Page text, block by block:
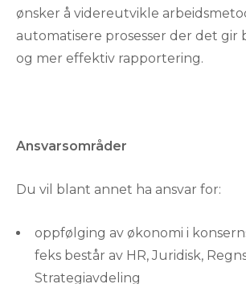
ønsker å videreutvikle
automatisere prosesser der det gir
og mer effektiv rapportering.
Ansvarsområder
Du vil blant annet ha ansvar for:
oppfølging av økonomi i
feks består av HR, Juridisk,
Strategiavdeling